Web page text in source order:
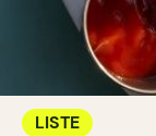
LISTE